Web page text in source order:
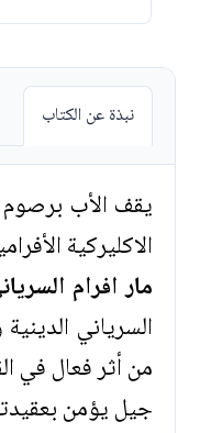
نبذة عن الكتاب
يقف الأب
الاكليركية
مار افرام
السرياني
من أثر فعال في
جيل يؤمن